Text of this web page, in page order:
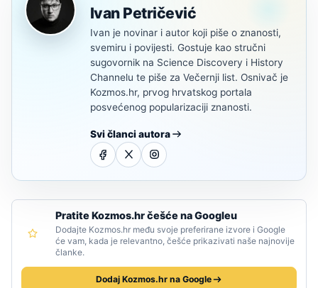
Ivan Petričević
Ivan je novinar i autor koji piše o znanosti,
svemiru i povijesti. Gostuje kao stručni
sugovornik na Science Discovery i History
Channelu te piše za Večernji list. Osnivač je
Kozmos.hr, prvog hrvatskog portala
posvećenog popularizaciji znanosti.
Svi članci autora
Pratite Kozmos.hr češće na Googleu
Dodajte Kozmos.hr među svoje preferirane izvore i Google
će vam, kada je relevantno, češće prikazivati naše najnovije
članke.
Dodaj Kozmos.hr na Google